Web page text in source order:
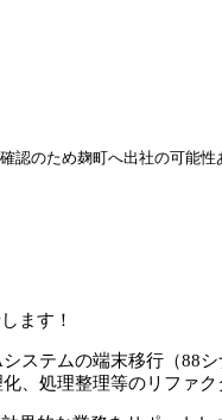
のため麹町へ出社の可能性
ます！
ステムの端末移行（88シ
、処理整理等のリファ